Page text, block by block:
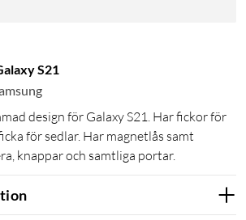
S21
design för Galaxy S21. Har fickor för
för sedlar. Har magnetlås samt
knappar och samtliga portar.